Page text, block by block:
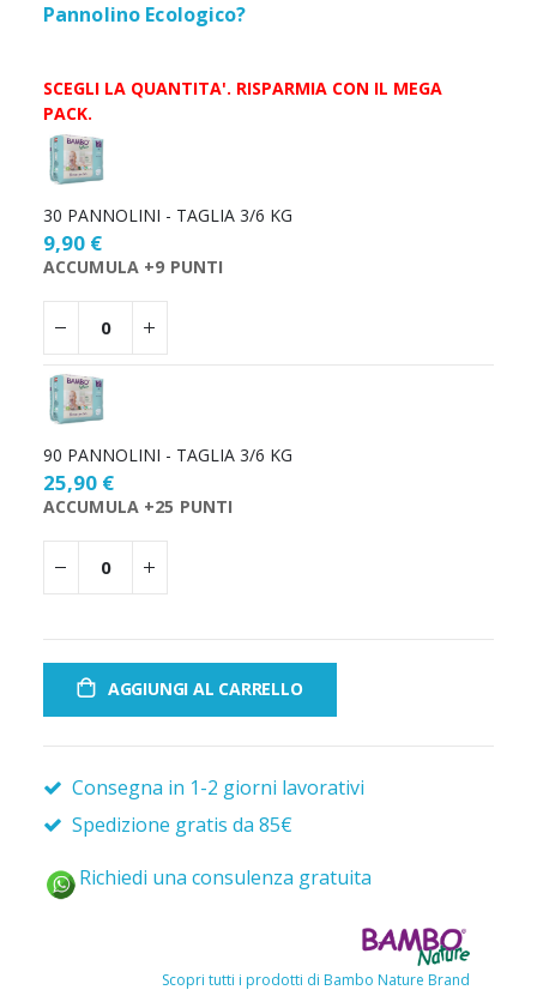
Pannolino Ecologico?
SCEGLI LA QUANTITA'. RISPARMIA CON IL MEGA
PACK.
Scegli
la
quantità
30 PANNOLINI - TAGLIA 3/6 KG
9,90 €
ACCUMULA +9 PUNTI
90 PANNOLINI - TAGLIA 3/6 KG
25,90 €
ACCUMULA +25 PUNTI
AGGIUNGI AL CARRELLO
Consegna in 1-2 giorni lavorativi
Spedizione gratis da 85€
Richiedi una consulenza gratuita
Scopri tutti i prodotti di Bambo Nature Brand